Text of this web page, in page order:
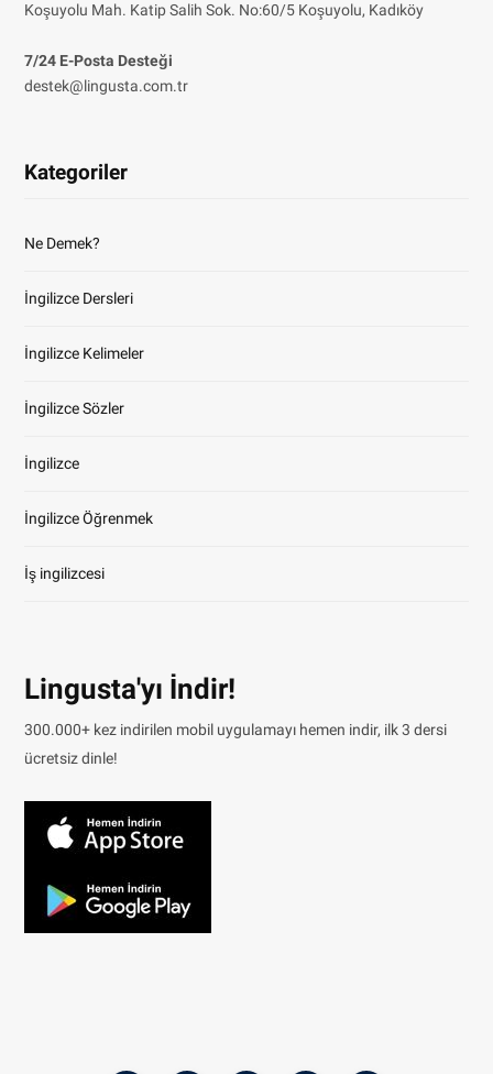
Koşuyolu Mah. Katip Salih Sok. No:60/5 Koşuyolu, Kadıköy
7/24 E-Posta Desteği
destek@lingusta.com.tr
Kategoriler
Ne Demek?
İngilizce Dersleri
İngilizce Kelimeler
İngilizce Sözler
İngilizce
İngilizce Öğrenmek
İş ingilizcesi
Lingusta'yı İndir!
300.000+ kez indirilen mobil uygulamayı hemen indir, ilk 3 dersi
ücretsiz dinle!